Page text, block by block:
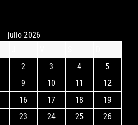
julio 2026
2 3 4
5
9 10 11
12
16 17 18
19
23 24 25
26